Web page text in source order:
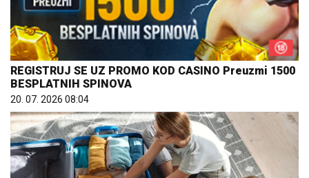
REGISTRUJ SE UZ PROMO KOD CASINO Preuzmi 1500
BESPLATNIH SPINOVA
20. 07. 2026 08:04